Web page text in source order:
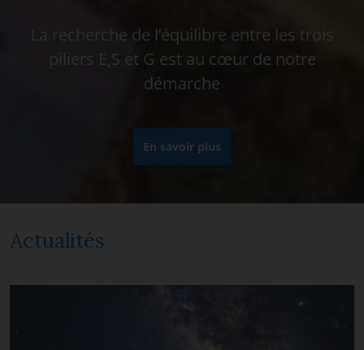
La recherche de l’équilibre entre les trois
piliers E,S et G est au cœur de notre
démarche
En savoir plus
Actualités